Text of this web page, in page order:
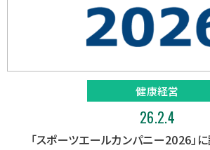
健康経営
26.2.4
「スポーツエールカンパニー2026」